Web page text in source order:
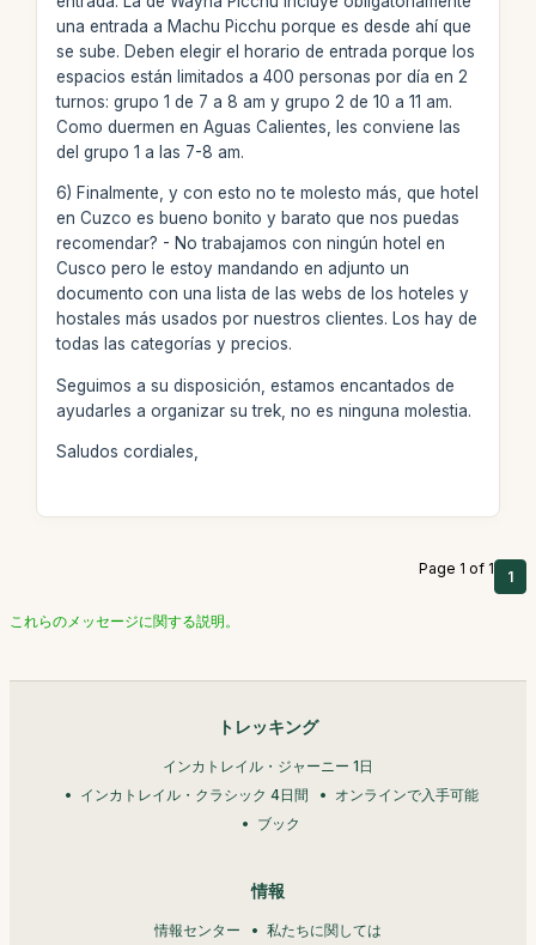
una entrada a Machu Picchu porque es desde ahí que
se sube. Deben elegir el horario de entrada porque los
espacios están limitados a 400 personas por día en 2
turnos: grupo 1 de 7 a 8 am y grupo 2 de 10 a 11 am.
Como duermen en Aguas Calientes, les conviene las
del grupo 1 a las 7-8 am.
6) Finalmente, y con esto no te molesto más, que hotel
en Cuzco es bueno bonito y barato que nos puedas
recomendar? - No trabajamos con ningún hotel en
Cusco pero le estoy mandando en adjunto un
documento con una lista de las webs de los hoteles y
hostales más usados por nuestros clientes. Los hay de
todas las categorías y precios.
Seguimos a su disposición, estamos encantados de
ayudarles a organizar su trek, no es ninguna molestia.
Saludos cordiales,
Page 1 of 1 1
これらのメッセージに関する説明。
トレッキング
インカトレイル・ジャーニー 1日
インカトレイル・クラシック 4日間
オンラインで入手可能
ブック
情報
情報センター 私たちに関しては